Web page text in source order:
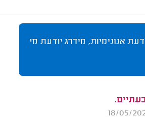
אנונימיות, מידרג יודעת מי